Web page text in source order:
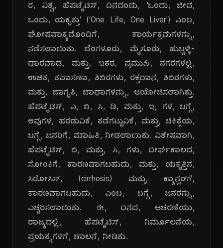
ರ, ವಿಶ್ವ, ಹೆಪಟೈಟಿಸ್, ದಿನದಂದು, 'ಒಂದು, ಜೀವ,
ಒಂದು, ಯಕೃತ್ತು' ('One Life, One Liver') ಎಂಬ,
ಘೋಷವಾಕ್ಯದೊಂದಿಗೆ, ಕಾರ್ಯಕ್ರಮಗಳನ್ನು,
ನಡೆಸಲಾಯಿತು. ಬೆಂಗಳೂರು, ಮೈಸೂರು, ಹುಬ್ಬಳ್ಳಿ-
ಧಾರವಾಡ, ಮತ್ತು, ಇತರ, ಪ್ರಮುಖ, ನಗರಗಳಲ್ಲಿ,
ಉಚಿತ, ತಪಾಸಣಾ, ಶಿಬಿರಗಳು, ರಕ್ತದಾನ, ಶಿಬಿರಗಳು,
ಮತ್ತು, ಜಾಗೃತಿ, ಜಾಥಾಗಳನ್ನು, ಆಯೋಜಿಸಲಾಗಿತ್ತು.
ಹೆಪಟೈಟಿಸ್, ಎ, ಬಿ, ಸಿ, ಡಿ, ಮತ್ತು, ಇ, ಗಳ, ಬಗ್ಗೆ,
ಅವುಗಳ, ಹರಡುವಿಕೆ, ತಡೆಗಟ್ಟುವಿಕೆ, ಮತ್ತು, ಚಿಕಿತ್ಸೆಯ,
ಬಗ್ಗೆ, ಜನರಿಗೆ, ಮಾಹಿತಿ, ನೀಡಲಾಯಿತು. ವಿಶೇಷವಾಗಿ,
ಹೆಪಟೈಟಿಸ್, ಬಿ, ಮತ್ತು, ಸಿ, ಗಳು, ದೀರ್ಘಕಾಲದ,
ಸೋಂಕಿಗೆ, ಕಾರಣವಾಗಬಹುದು, ಮತ್ತು, ಯಕೃತ್ತಿನ,
ಸಿರೋಸಿಸ್, (cirrhosis) ಮತ್ತು, ಕ್ಯಾನ್ಸರ್‌ಗೆ,
ಕಾರಣವಾಗಬಹುದು, ಎಂಬ, ಬಗ್ಗೆ, ಜನರನ್ನು,
ಎಚ್ಚರಿಸಲಾಯಿತು. ಈ, ದಿನದ, ಆಚರಣೆಯು,
ರಾಜ್ಯದಲ್ಲಿ, ಹೆಪಟೈಟಿಸ್, ನಿರ್ಮೂಲನೆಯ,
ಪ್ರಯತ್ನಗಳಿಗೆ, ಚಾಲನೆ, ನೀಡಿತು.